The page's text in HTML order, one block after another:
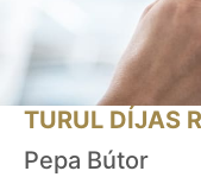
TURUL DÍJAS
Pepa Bútor